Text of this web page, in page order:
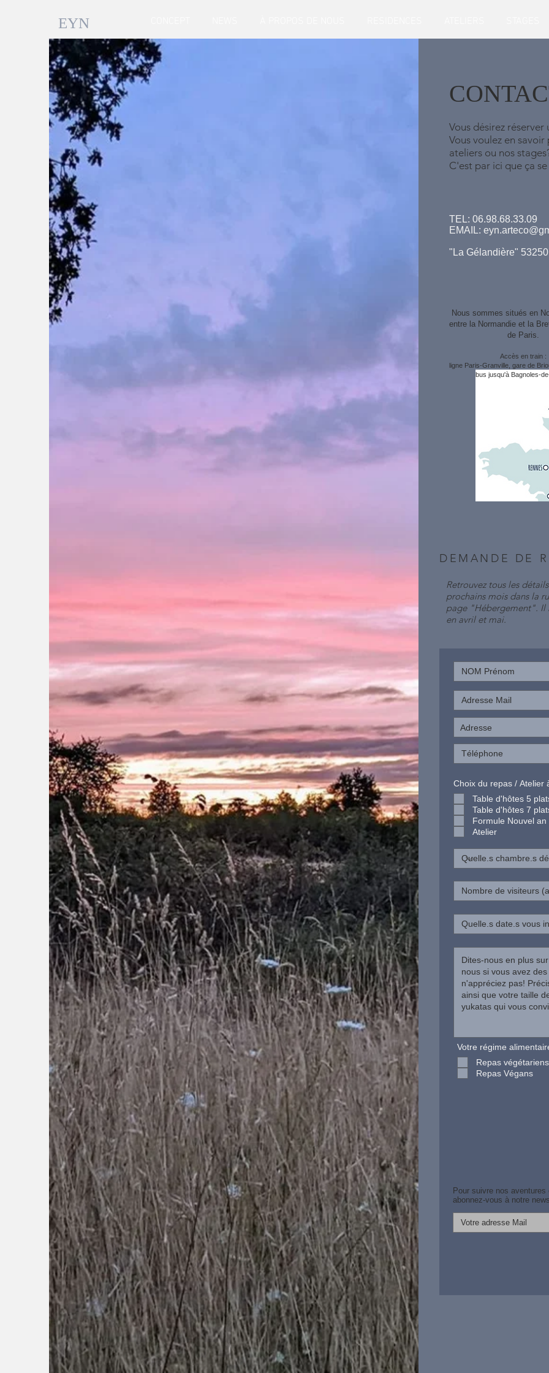
EYN
Vous désirez réserver
Vous voulez en savoir
ateliers ou nos
C'est par ici que ça
TEL: 06.98.68.33.09
EMAIL:
"La Gélandière"
Nous sommes situés en
entre la Normandie et la
de Paris.
Accès en train :
ligne Paris-Granville, gare de
bus jusqu'à Bagnoles-
DEMANDE DE
Retrouvez tous les
prochains mois dans la
page "Hébergement". Il
en avril et mai.
Choix du repas / Atelier
Table d'hôtes 5
Table d'hôtes 7
Formule Nouvel
Atelier
Votre régime
Repas végétariens
Repas Végans
Pour suivre nos
abonnez-vous à notre